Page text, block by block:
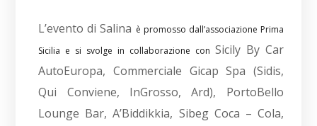
L’evento di Salina è promosso dall’associazione Prima
Sicilia e si svolge in collaborazione con Sicily By Car
AutoEuropa, Commerciale Gicap Spa (Sidis,
Qui Conviene, InGrosso, Ard), PortoBello
Lounge Bar, A’Biddikkia, Sibeg Coca – Cola,